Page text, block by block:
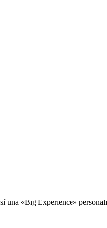
una «Big Experience»